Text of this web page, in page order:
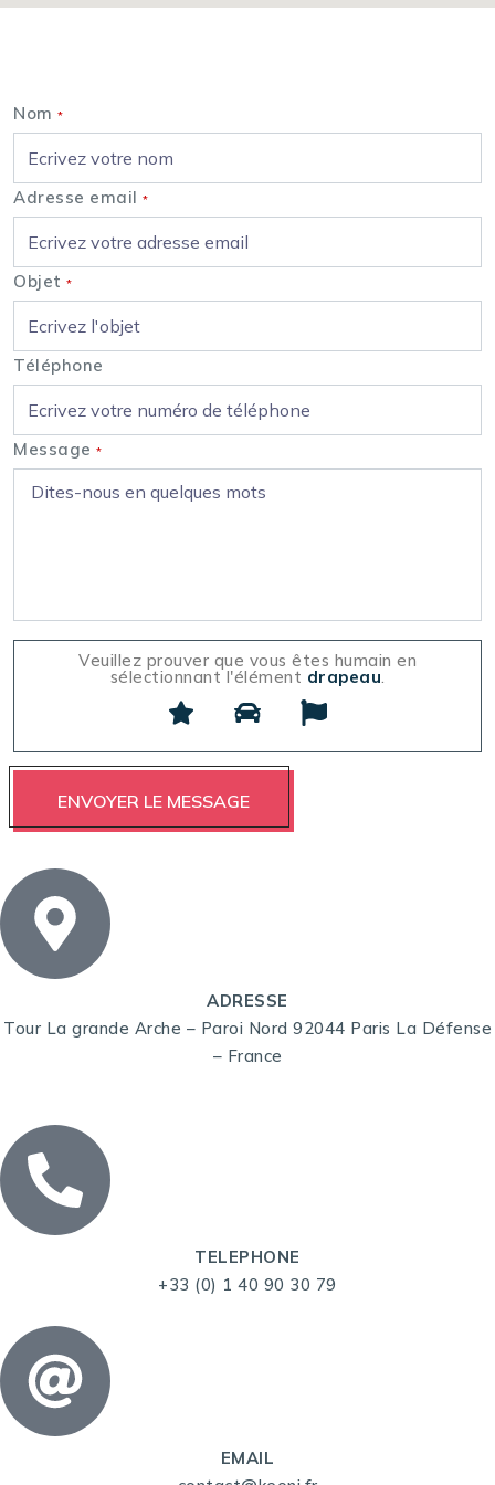
Nom *
Adresse email *
Objet *
Téléphone
Message *
Veuillez prouver que vous êtes humain en
sélectionnant l'élément drapeau.
ADRESSE
Tour La grande Arche – Paroi Nord 92044 Paris La Défense
– France
TELEPHONE
+33 (0) 1 40 90 30 79
EMAIL